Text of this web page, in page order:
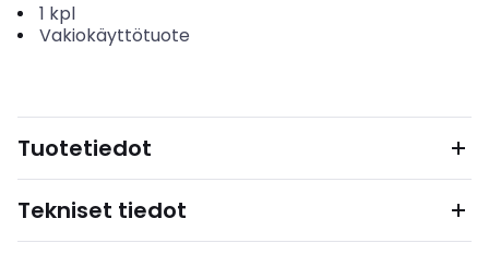
1 kpl
Vakiokäyttötuote
Tuotetiedot
Tekniset tiedot